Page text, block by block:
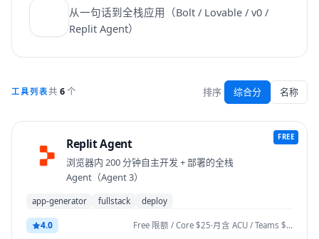
从一句话到全栈应用（Bolt / Lovable / v0 /
Replit Agent）
工具列表共 6个 排序 综合分 名称
FREE
Replit Agent
浏览器内 200 分钟自主开发 + 部署的全栈
Agent（Agent 3）
app-generator fullstack deploy
4.0 Free 限额 / Core $25·月含 ACU / Teams $35·席·月 / Enterprise 定制